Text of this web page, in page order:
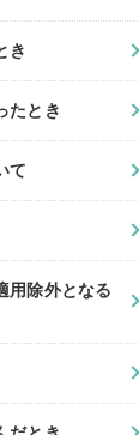
き
たとき
て
用除外となる